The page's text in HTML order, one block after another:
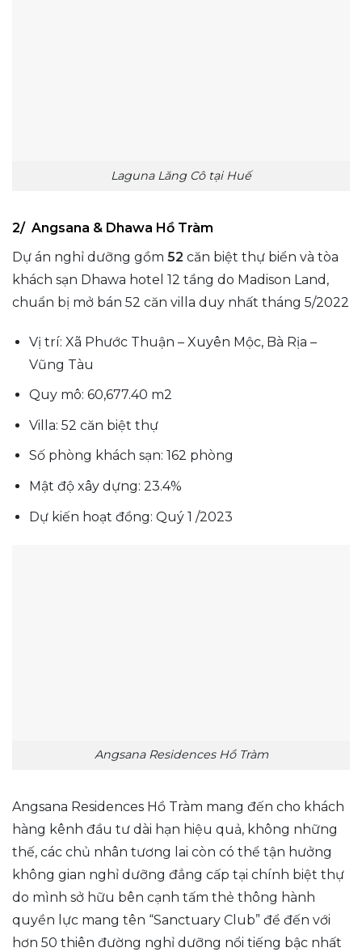
Laguna Lăng Cô tại Huế
2/ Angsana & Dhawa Hồ Tràm
Dự án nghỉ dưỡng gồm 52 căn biệt thự biển và tòa
khách sạn Dhawa hotel 12 tầng do Madison Land,
chuẩn bị mở bán 52 căn villa duy nhất tháng 5/2022
Vị trí: Xã Phước Thuận – Xuyên Mộc, Bà Rịa –
Vũng Tàu
Quy mô: 60,677.40 m2
Villa: 52 căn biệt thự
Số phòng khách sạn: 162 phòng
Mật độ xây dựng: 23.4%
Dự kiến hoạt đồng: Quý 1 /2023
Angsana Residences Hồ Tràm
Angsana Residences Hồ Tràm mang đến cho khách
hàng kênh đầu tư dài hạn hiệu quả, không những
thế, các chủ nhân tương lai còn có thể tận hưởng
không gian nghỉ dưỡng đẳng cấp tại chính biệt thự
do mình sở hữu bên cạnh tấm thẻ thông hành
quyền lực mang tên “Sanctuary Club” để đến với
hơn 50 thiên đường nghỉ dưỡng nổi tiếng bậc nhất